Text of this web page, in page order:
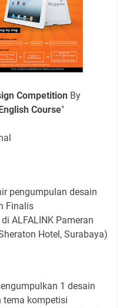
Competition By
Course"
pengumpulan desain
Finalis
ALFALINK Pameran
Hotel, Surabaya)
1 desain
tema kompetisi